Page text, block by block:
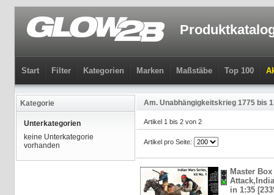
Start Filter Kategorien Marken Maßstäbe Top 100
Kategorie
Unterkategorien
keine Unterkategorie
vorhanden
Am. Unabhängigkeitskrieg 1775 bis
Artikel 1 bis 2 von 2
Artikel pro Seite:
Master
in 1:35